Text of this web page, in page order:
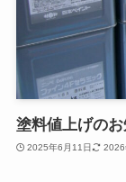
塗料値上げの
2025年6月11日 2026